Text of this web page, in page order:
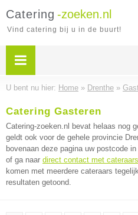
Catering -zoeken.nl
Vind catering bij u in de buurt!
U bent nu hier: Home » Drenthe »
Catering Gasteren
Catering-zoeken.nl bevat helaas nog
geldt ook voor de gehele provincie
bovenaan deze pagina uw postcode
of ga naar direct contact met cateraars
komen met meerdere cateraars
resultaten getoond.